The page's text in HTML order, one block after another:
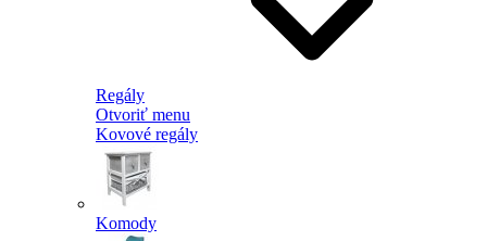
Regály
Otvoriť menu
Kovové regály
Komody